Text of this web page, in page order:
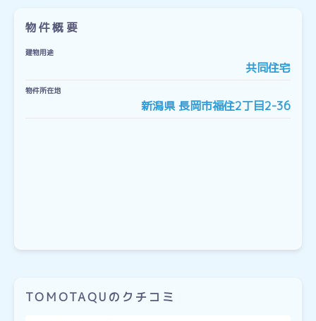
物件概要
建物用途
共同住宅
物件所在地
新潟県 長岡市福住2丁目2-36
TOMOTAQUのクチコミ